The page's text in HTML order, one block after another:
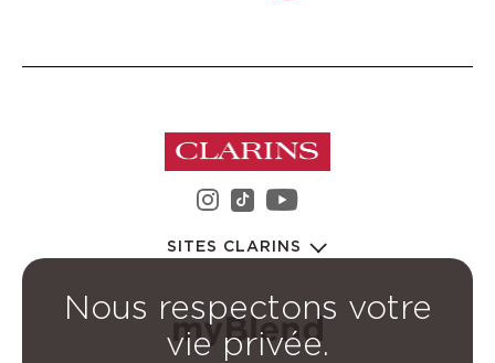
instagram Groupe
youtube Groupe
SITES CLARINS
Nous respectons votre
vie privée.